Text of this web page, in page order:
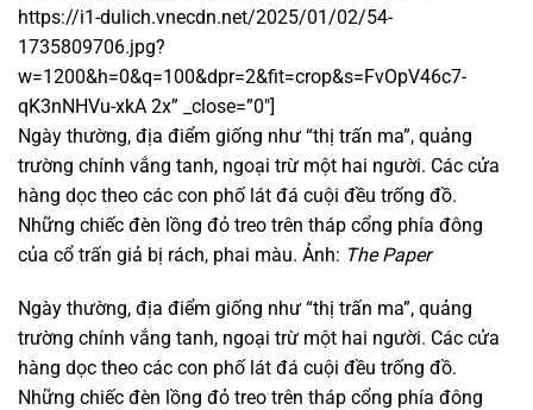
https://i1-dulich.vnecdn.net/2025/01/02/54-
1735809706.jpg?
w=1200&h=0&q=100&dpr=2&fit=crop&s=FvOpV46c7-
qK3nNHVu-xkA 2x” _close=”0″]
Ngày thường, địa điểm giống như “thị trấn ma”, quảng
trường chính vắng tanh, ngoại trừ một hai người. Các cửa
hàng dọc theo các con phố lát đá cuội đều trống đồ.
Những chiếc đèn lồng đỏ treo trên tháp cổng phía đông
của cổ trấn giả bị rách, phai màu. Ảnh: The Paper
Ngày thường, địa điểm giống như “thị trấn ma”, quảng
trường chính vắng tanh, ngoại trừ một hai người. Các cửa
hàng dọc theo các con phố lát đá cuội đều trống đồ.
Những chiếc đèn lồng đỏ treo trên tháp cổng phía đông